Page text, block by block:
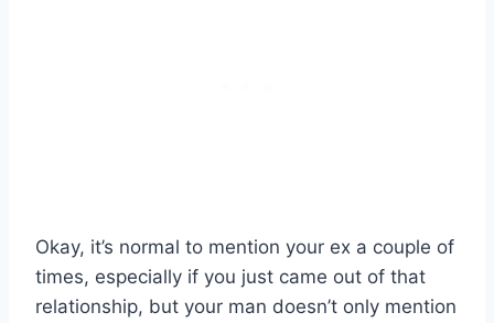
Okay, it’s normal to mention your ex a couple of
times, especially if you just came out of that
relationship, but your man doesn’t only mention